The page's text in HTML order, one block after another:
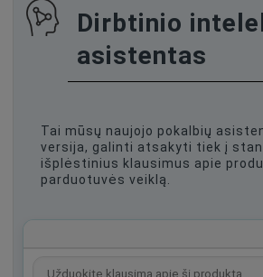
Dirbtinio
asistentas
Tai mūsų naujojo pokalbių
versija, galinti atsakyti tiek į
išplėstinius klausimus apie
parduotuvės veiklą.